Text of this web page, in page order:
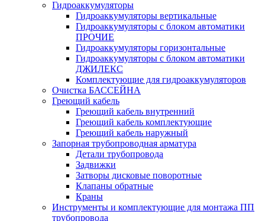
Гидроаккумуляторы
Гидроаккумуляторы вертикальные
Гидроаккумуляторы с блоком автоматики
ПРОЧИЕ
Гидроаккумуляторы горизонтальные
Гидроаккумуляторы с блоком автоматики
ДЖИЛЕКС
Комплектующие для гидроаккумуляторов
Очистка БАССЕЙНА
Греющий кабель
Греющий кабель внутренний
Греющий кабель комплектующие
Греющий кабель наружный
Запорная трубопроводная арматура
Детали трубопровода
Задвижки
Затворы дисковые поворотные
Клапаны обратные
Краны
Инструменты и комплектующие для монтажа ПП
трубопровода